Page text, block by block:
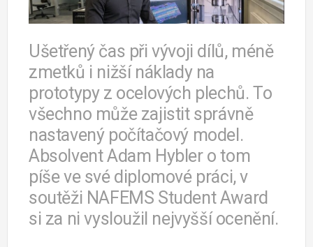
Ušetřený čas při vývoji dílů, méně
zmetků i nižší náklady na
prototypy z ocelových plechů. To
všechno může zajistit správně
nastavený počítačový model.
Absolvent Adam Hybler o tom
píše ve své diplomové práci, v
soutěži NAFEMS Student Award
si za ni vysloužil nejvyšší ocenění.